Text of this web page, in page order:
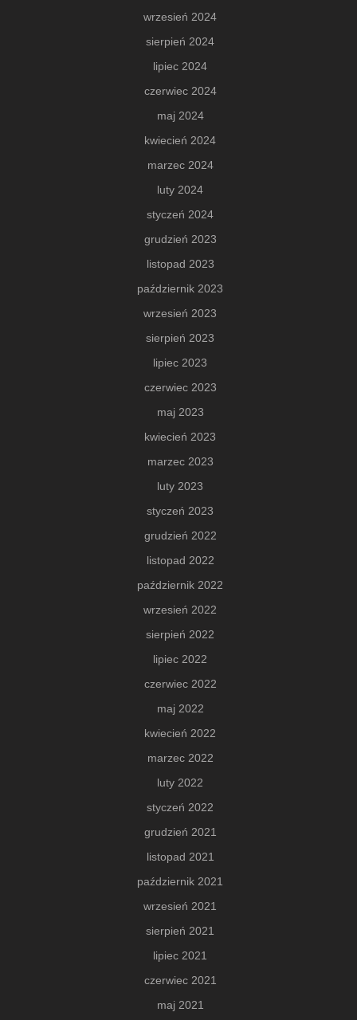
wrzesień 2024
sierpień 2024
lipiec 2024
czerwiec 2024
maj 2024
kwiecień 2024
marzec 2024
luty 2024
styczeń 2024
grudzień 2023
listopad 2023
październik 2023
wrzesień 2023
sierpień 2023
lipiec 2023
czerwiec 2023
maj 2023
kwiecień 2023
marzec 2023
luty 2023
styczeń 2023
grudzień 2022
listopad 2022
październik 2022
wrzesień 2022
sierpień 2022
lipiec 2022
czerwiec 2022
maj 2022
kwiecień 2022
marzec 2022
luty 2022
styczeń 2022
grudzień 2021
listopad 2021
październik 2021
wrzesień 2021
sierpień 2021
lipiec 2021
czerwiec 2021
maj 2021